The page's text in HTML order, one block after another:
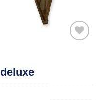
verlanglijst